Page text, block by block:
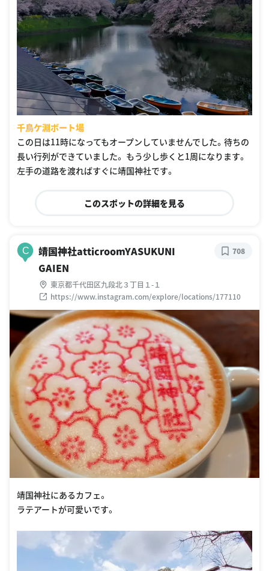
千鳥ケ淵ボート場
この日は11時になってもオープンしていませんでした。待ちの
長い行列ができていました。 もう少し歩くと1周になります。
左手の道路を渡ればすぐに靖国神社です。
このスポットの詳細を見る
C
靖国神社atticroomYASUKUNI
GAIEN
東京都千代田区九段北３丁目１-１
https://www.instagram.com/explore/locations/177110
708
靖国神社にあるカフェ。
ラテアートが可愛いです。